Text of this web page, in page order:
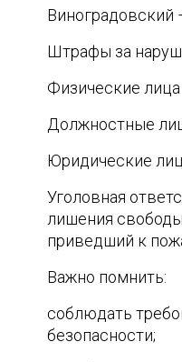
Виноградовский
Штрафы за
Физические
Должностные
Юридические
Уголовная
лишения
приведший к
Важно помнить:
соблюдать
безопасности;